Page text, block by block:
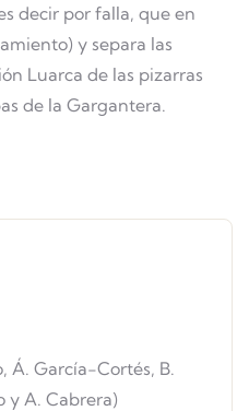
decir por falla, que en
y separa las
Luarca de las pizarras
de la Gargantera.
Á. García-Cortés, B.
y A. Cabrera)